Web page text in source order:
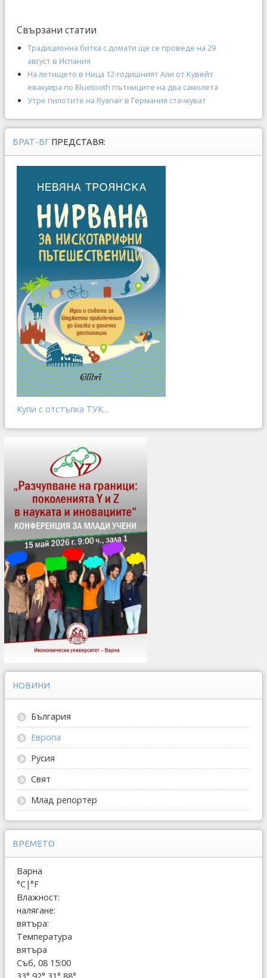
Свързани статии
Традиционна битка с домати ще се проведе на 29
август в Испания
На летището в Ница 12-годишният Али от Кувейт
евакуира по Bluetooth пътниците на два самолета
Утре пилотите на Ryanair в Германия стачкуват
БРАТ-БГ ПРЕДСТАВЯ:
Купи с отстъпка ТУК...
НОВИНИ
България
Европа
Русия
Свят
Млад репортер
ВРЕМЕТО
Варна
°C|°F
Влажност:
налягане:
вятъра:
Температура
вятъра
Съб, 08 15:00
33° 92° 31° 88°